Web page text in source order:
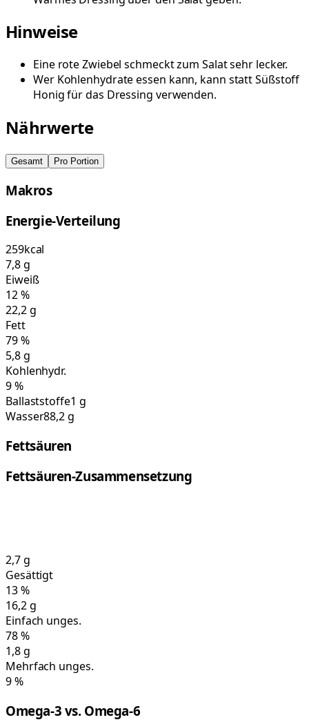
Hinweise
Eine rote Zwiebel schmeckt zum Salat sehr lecker.
Wer Kohlenhydrate essen kann, kann statt Süßstoff
Honig für das Dressing verwenden.
Nährwerte
Gesamt Pro Portion
Makros
Energie-Verteilung
259kcal
7,8g
Eiweiß
12%
22,2g
Fett
79%
5,8g
Kohlenhydr.
9%
Ballaststoffe1 g
Wasser88,2 g
Fettsäuren
Fettsäuren-Zusammensetzung
2,7g
Gesättigt
13%
16,2g
Einfach unges.
78%
1,8g
Mehrfach unges.
9%
Omega-3 vs. Omega-6